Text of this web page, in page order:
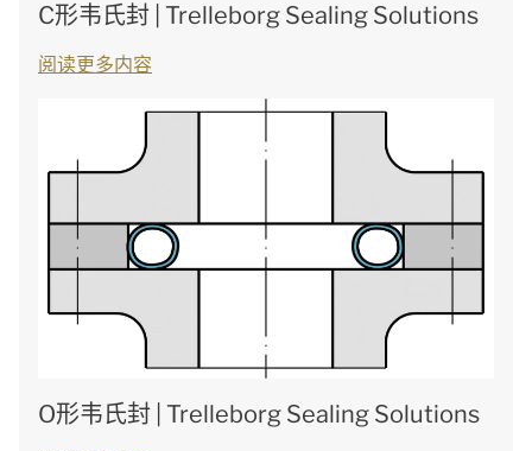
C形韦氏封 | Trelleborg Sealing Solutions
阅读更多内容
O形韦氏封 | Trelleborg Sealing Solutions